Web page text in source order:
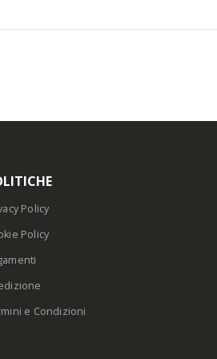
Policy
Policy
e Condizioni